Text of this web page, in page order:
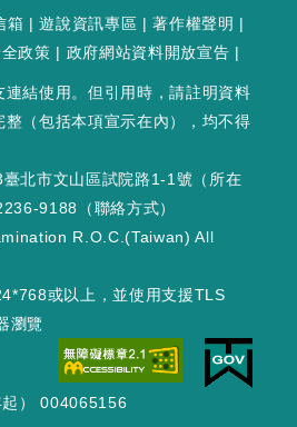
箱 |遊說資訊專區 |著作權聲明 |
政策 | 政府網站資料開放宣告 |
結使用。但引用時，請註明資料
整（包括本項宣示在內），均不得
北市文山區試院路1-1號（ 所在
9188（聯絡方式）
R.O.C.(Taiwan) All
或以上，並使用支援TLS
瀏覽
起） 004065156